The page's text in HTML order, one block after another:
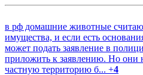
в рф домашние животные
имущества, и если есть
может подать заявление в
приложить к заявлению. Но они
частную территорию б... +4